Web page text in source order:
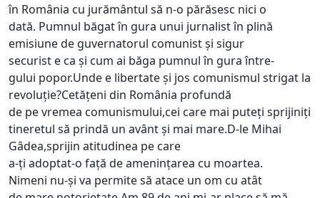
în România cu jurământul să n-o părăsesc nici o
dată. Pumnul băgat în gura unui jurnalist în plină
emisiune de guvernatorul comunist și sigur
securist e ca și cum ai băga pumnul în gura între-
gului popor.Unde e libertate și jos comunismul strigat la
revoluție?Cetățeni din România profundă
de pe vremea comunismului,cei care mai puteți sprijiniți
tineretul să prindă un avânt și mai mare.D-le Mihai
Gâdea,sprijin atitudinea pe care
a-ți adoptat-o față de amenințarea cu moartea.
Nimeni nu-și va permite să atace un om cu atât